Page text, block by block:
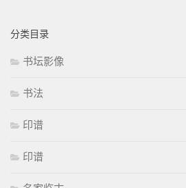
分类目录
书坛影像
书法
印谱
印谱